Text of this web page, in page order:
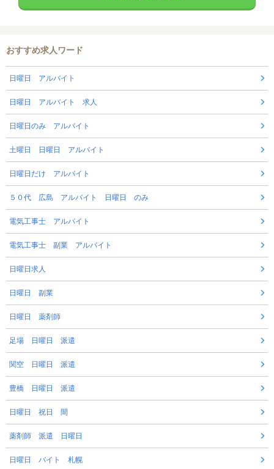
おすすめ求人ワード
日曜日 アルバイト
日曜日 アルバイト 求人
日曜日のみ アルバイト
土曜日 日曜日 アルバイト
日曜日だけ アルバイト
５０代 広島 アルバイト 日曜日 のみ
電気工事士 アルバイト
電気工事士 副業 アルバイト
日曜日求人
日曜日 副業
日曜日 薬剤師
足場 日曜日 派遣
関空 日曜日 派遣
豊橋 日曜日 派遣
日曜日 祝日 間
薬剤師 派遣 日曜日
日曜日 バイト 札幌